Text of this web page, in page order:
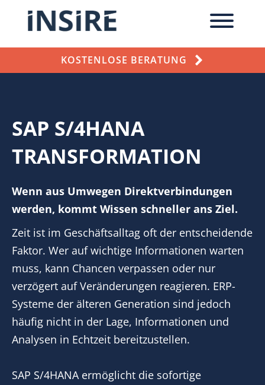
KOSTENLOSE BERATUNG
SAP S/4HANA
TRANSFORMATION
Wenn aus Umwegen Direktverbindungen
werden, kommt Wissen schneller ans Ziel.
Zeit ist im Geschäftsalltag oft der entscheidende
Faktor. Wer auf wichtige Informationen warten
muss, kann Chancen verpassen oder nur
verzögert auf Veränderungen reagieren. ERP-
Systeme der älteren Generation sind jedoch
häufig nicht in der Lage, Informationen und
Analysen in Echtzeit bereitzustellen.
SAP S/4HANA ermöglicht die sofortige